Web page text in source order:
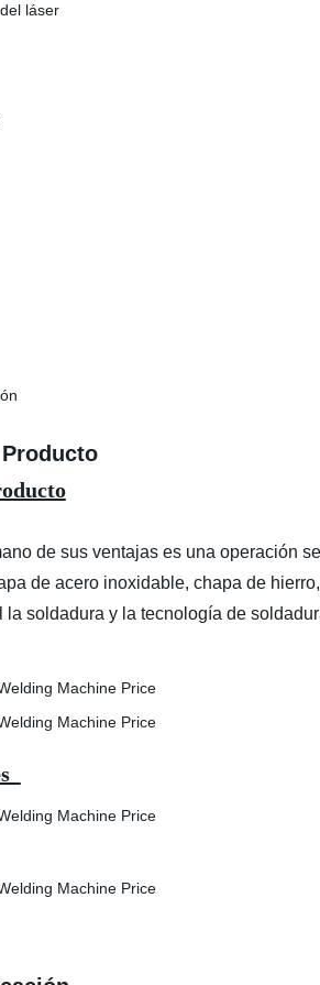
láser
de sus ventajas es una operación
de acero inoxidable, chapa de
la soldadura y la tecnología de